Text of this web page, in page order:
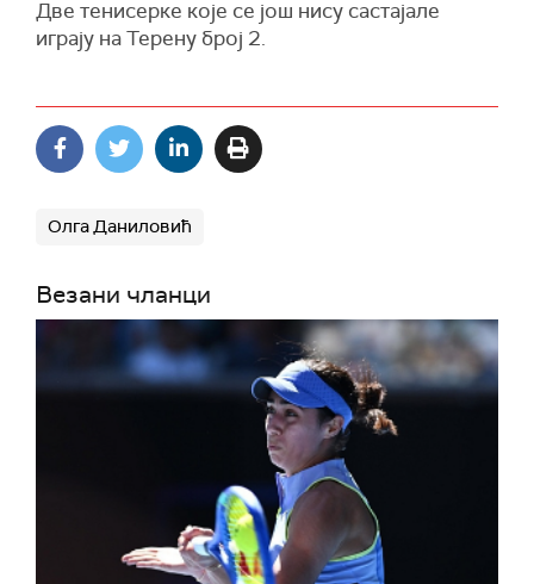
Две тенисерке које се још нису састајале
играју на Терену број 2.
Олга Даниловић
Везани чланци